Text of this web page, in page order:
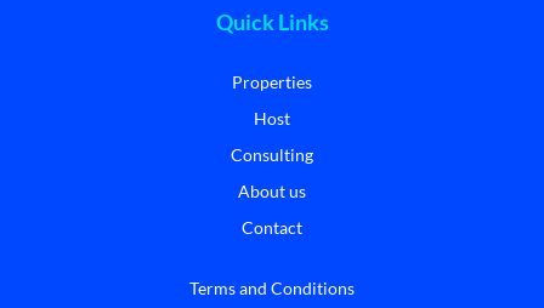
Quick Links
Properties
Host
Consulting
About us
Contact
Terms and Conditions